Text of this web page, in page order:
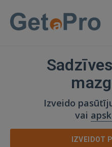
Izveido
vai
IZVEIDOT